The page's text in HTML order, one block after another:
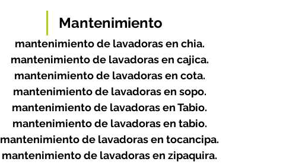
Mantenimiento
mantenimiento de lavadoras en chia.
mantenimiento de lavadoras en cajica.
mantenimiento de lavadoras en cota.
mantenimiento de lavadoras en sopo.
mantenimiento de lavadoras en Tabio.
mantenimiento de lavadoras en tabio.
mantenimiento de lavadoras en tocancipa.
mantenimiento de lavadoras en zipaquira.